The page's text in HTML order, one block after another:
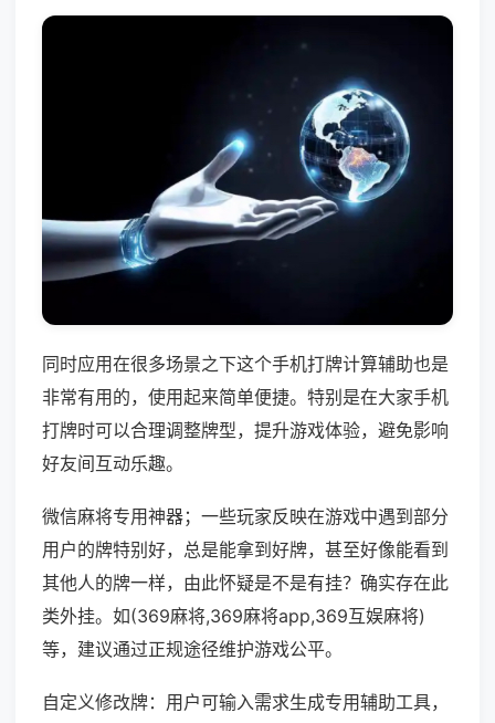
同时应用在很多场景之下这个手机打牌计算辅助也是
非常有用的，使用起来简单便捷。特别是在大家手机
打牌时可以合理调整牌型，提升游戏体验，避免影响
好友间互动乐趣。
微信麻将专用神器；一些玩家反映在游戏中遇到部分
用户的牌特别好，总是能拿到好牌，甚至好像能看到
其他人的牌一样，由此怀疑是不是有挂？确实存在此
类外挂。如(369麻将,369麻将app,369互娱麻将)
等，建议通过正规途径维护游戏公平。
自定义修改牌：用户可输入需求生成专用辅助工具，